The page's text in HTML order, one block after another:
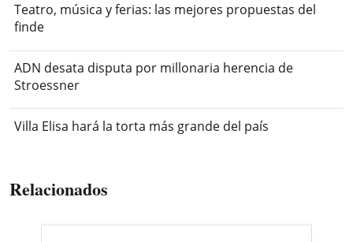
Teatro, música y ferias: las mejores propuestas del
finde
ADN desata disputa por millonaria herencia de
Stroessner
Villa Elisa hará la torta más grande del país
Relacionados